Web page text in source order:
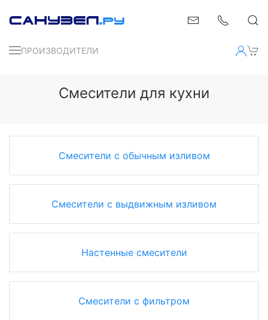
ПРОИЗВОДИТЕЛИ
Смесители для кухни
Смесители с обычным изливом
Смесители с выдвижным изливом
Настенные смесители
Смесители с фильтром